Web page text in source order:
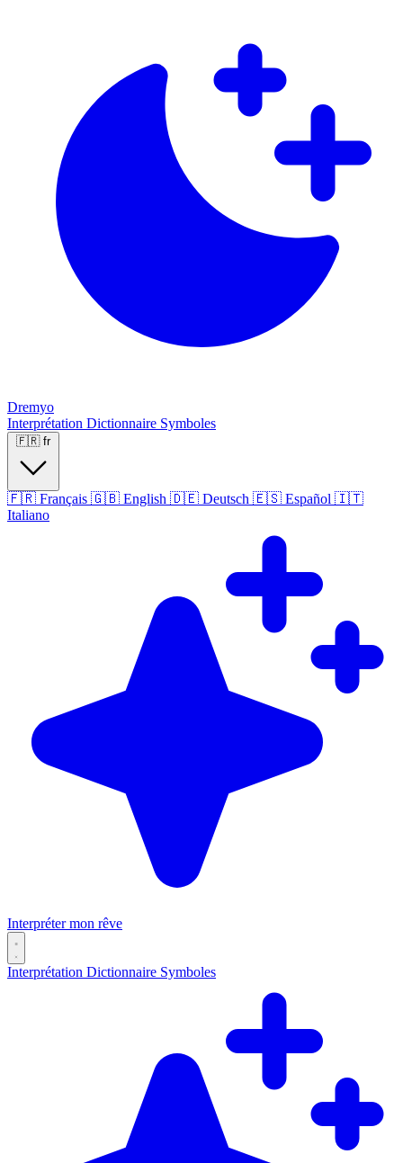
Dremyo
Interprétation Dictionnaire Symboles
🇫🇷 fr
🇫🇷 Français 🇬🇧 English 🇩🇪 Deutsch 🇪🇸 Español 🇮🇹
Italiano
Interpréter mon rêve
Interprétation Dictionnaire Symboles